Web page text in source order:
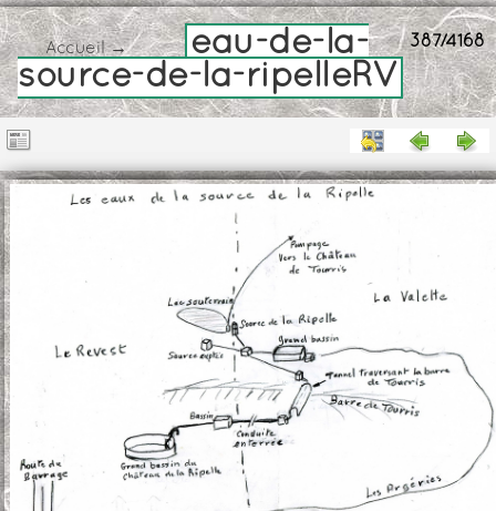
387/4168
Accueil→
eau-de-la-
source-de-la-ripelleRV